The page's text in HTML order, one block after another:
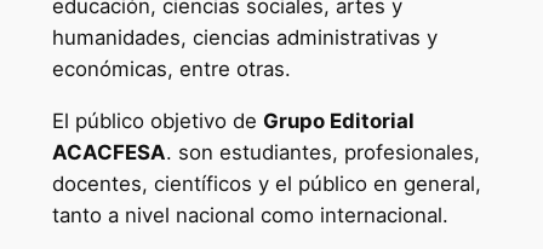
educación, ciencias sociales, artes y
humanidades, ciencias administrativas y
económicas, entre otras.
El público objetivo de Grupo Editorial
ACACFESA. son estudiantes, profesionales,
docentes, científicos y el público en general,
tanto a nivel nacional como internacional.